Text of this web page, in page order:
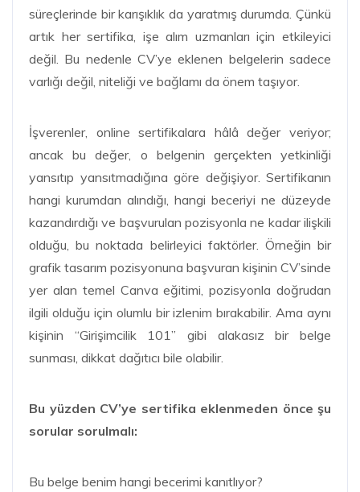
süreçlerinde bir karışıklık da yaratmış durumda. Çünkü
artık her sertifika, işe alım uzmanları için etkileyici
değil. Bu nedenle CV’ye eklenen belgelerin sadece
varlığı değil, niteliği ve bağlamı da önem taşıyor.
İşverenler, online sertifikalara hâlâ değer veriyor;
ancak bu değer, o belgenin gerçekten yetkinliği
yansıtıp yansıtmadığına göre değişiyor. Sertifikanın
hangi kurumdan alındığı, hangi beceriyi ne düzeyde
kazandırdığı ve başvurulan pozisyonla ne kadar ilişkili
olduğu, bu noktada belirleyici faktörler. Örneğin bir
grafik tasarım pozisyonuna başvuran kişinin CV’sinde
yer alan temel Canva eğitimi, pozisyonla doğrudan
ilgili olduğu için olumlu bir izlenim bırakabilir. Ama aynı
kişinin “Girişimcilik 101” gibi alakasız bir belge
sunması, dikkat dağıtıcı bile olabilir.
Bu yüzden CV’ye sertifika eklenmeden önce şu
sorular sorulmalı:
Bu belge benim hangi becerimi kanıtlıyor?